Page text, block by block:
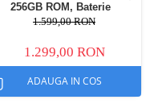
256GB ROM, Baterie
10800mAh, Android, Wi-Fi
1.599,00 RON
1.299,00 RON
ADAUGA IN COS